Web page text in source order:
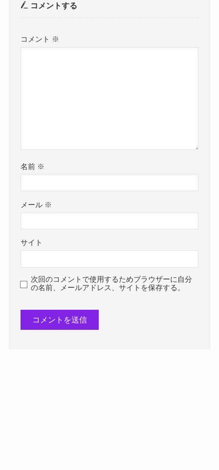
コメントする
コメント ※
名前 ※
メール ※
サイト
次回のコメントで使用するためブラウザーに自分
の名前、メールアドレス、サイトを保存する。